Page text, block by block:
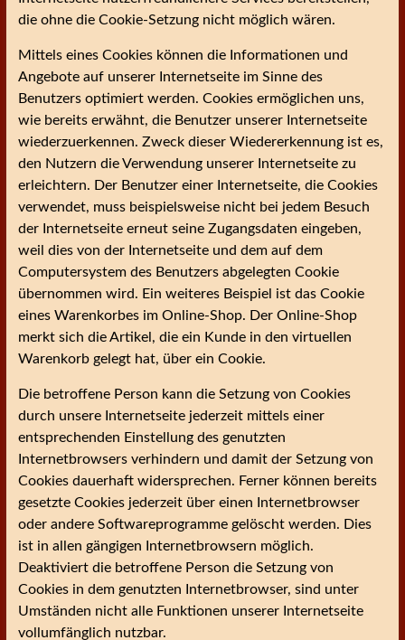
die ohne die Cookie-Setzung nicht möglich wären.
Mittels eines Cookies können die Informationen und
Angebote auf unserer Internetseite im Sinne des
Benutzers optimiert werden. Cookies ermöglichen uns,
wie bereits erwähnt, die Benutzer unserer Internetseite
wiederzuerkennen. Zweck dieser Wiedererkennung ist es,
den Nutzern die Verwendung unserer Internetseite zu
erleichtern. Der Benutzer einer Internetseite, die Cookies
verwendet, muss beispielsweise nicht bei jedem Besuch
der Internetseite erneut seine Zugangsdaten eingeben,
weil dies von der Internetseite und dem auf dem
Computersystem des Benutzers abgelegten Cookie
übernommen wird. Ein weiteres Beispiel ist das Cookie
eines Warenkorbes im Online-Shop. Der Online-Shop
merkt sich die Artikel, die ein Kunde in den virtuellen
Warenkorb gelegt hat, über ein Cookie.
Die betroffene Person kann die Setzung von Cookies
durch unsere Internetseite jederzeit mittels einer
entsprechenden Einstellung des genutzten
Internetbrowsers verhindern und damit der Setzung von
Cookies dauerhaft widersprechen. Ferner können bereits
gesetzte Cookies jederzeit über einen Internetbrowser
oder andere Softwareprogramme gelöscht werden. Dies
ist in allen gängigen Internetbrowsern möglich.
Deaktiviert die betroffene Person die Setzung von
Cookies in dem genutzten Internetbrowser, sind unter
Umständen nicht alle Funktionen unserer Internetseite
vollumfänglich nutzbar.